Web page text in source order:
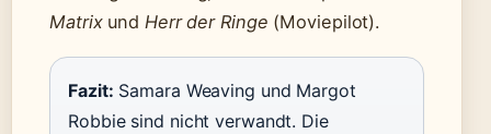
Matrixund Herr der Ringe (Moviepilot).
Fazit: Samara Weaving und Margot
Robbie sind nicht verwandt. Die